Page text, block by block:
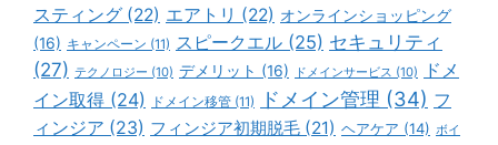
スティング (22) エアトリ (22) オンラインショッピング
(16) キャンペーン (11) スピークエル (25) セキュリティ
(27) テクノロジー (10) デメリット (16) ドメインサービス (10)
ドメ
イン取得 (24) ドメイン移管 (11) ドメイン管理 (34) フ
ィンジア (23) フィンジア初期脱毛 (21) ヘアケア (14) ボイ